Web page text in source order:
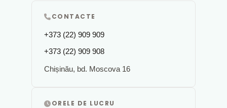
CONTACTE
+373 (22) 909 909
+373 (22) 909 908
Chișinău, bd. Moscova 16
ORELE DE LUCRU